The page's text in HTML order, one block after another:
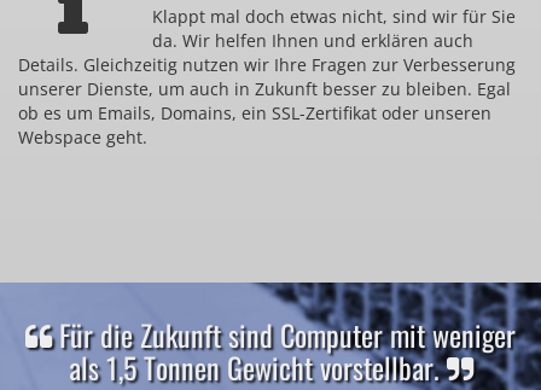
Klappt mal doch etwas nicht, sind wir für Sie
da. Wir helfen Ihnen und erklären auch
Details. Gleichzeitig nutzen wir Ihre Fragen zur Verbesserung
unserer Dienste, um auch in Zukunft besser zu bleiben. Egal
ob es um Emails, Domains, ein SSL-Zertifikat oder unseren
Webspace geht.
Für die Zukunft sind Computer mit weniger
als 1,5 Tonnen Gewicht vorstellbar.